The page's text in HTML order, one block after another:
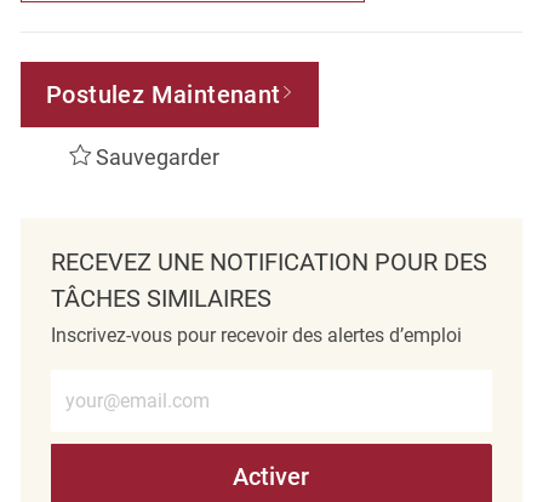
Postulez Maintenant
Sauvegarder
RECEVEZ UNE NOTIFICATION POUR DES
TÂCHES SIMILAIRES
Inscrivez-vous pour recevoir des alertes d’emploi
Activer